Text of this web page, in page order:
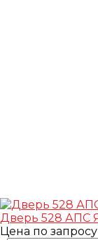
Дверь 528 АПС
Цена по запросу